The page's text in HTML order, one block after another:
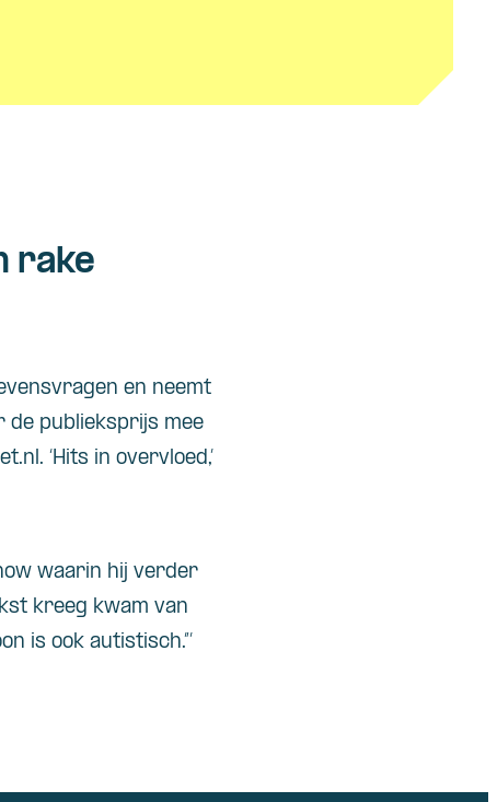
rake
en neemt
de publieksprijs mee
‘Hits in overvloed,’
waarin hij verder
kreeg kwam van
is ook autistisch.”’